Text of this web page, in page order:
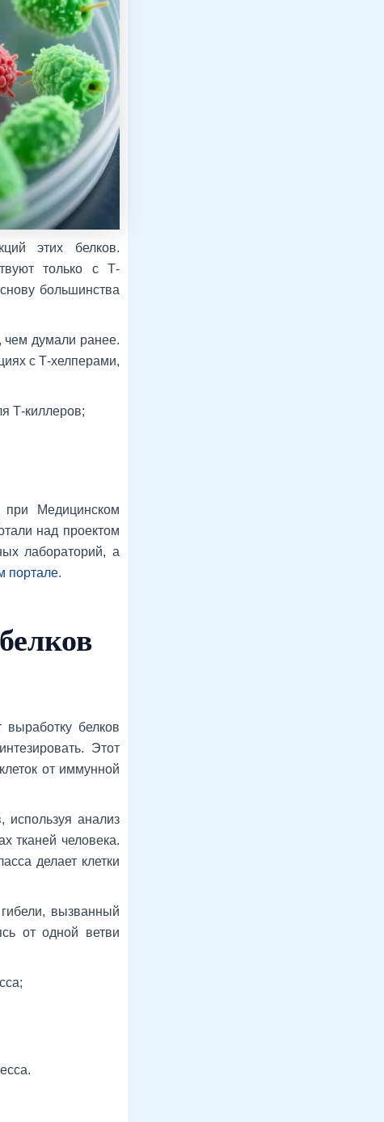
этих белков.
только с Т-
большинства
чем думали ранее.
с Т-хелперами,
Т-киллеров;
при Медицинском
над проектом
лабораторий, а
портале.
белков
Этот
от иммунной
используя анализ
тканей человека.
делает клетки
вызванный
от одной ветви